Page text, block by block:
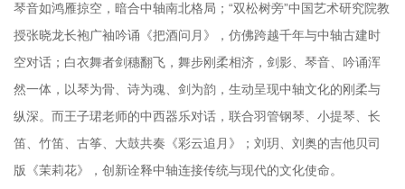
琴音如鸿雁掠空，暗合中轴南北格局；“双松树旁”中国艺术研究院教
授张晓龙长袍广袖吟诵《把酒问月》，仿佛跨越千年与中轴古建时
空对话；白衣舞者剑穗翻飞，舞步刚柔相济，剑影、琴音、吟诵浑
然一体，以琴为骨、诗为魂、剑为韵，生动呈现中轴文化的刚柔与
纵深。而王子珺老师的中西器乐对话，联合羽管钢琴、小提琴、长
笛、竹笛、古筝、大鼓共奏《彩云追月》；刘玥、刘奥的吉他贝司
版《茉莉花》，创新诠释中轴连接传统与现代的文化使命。